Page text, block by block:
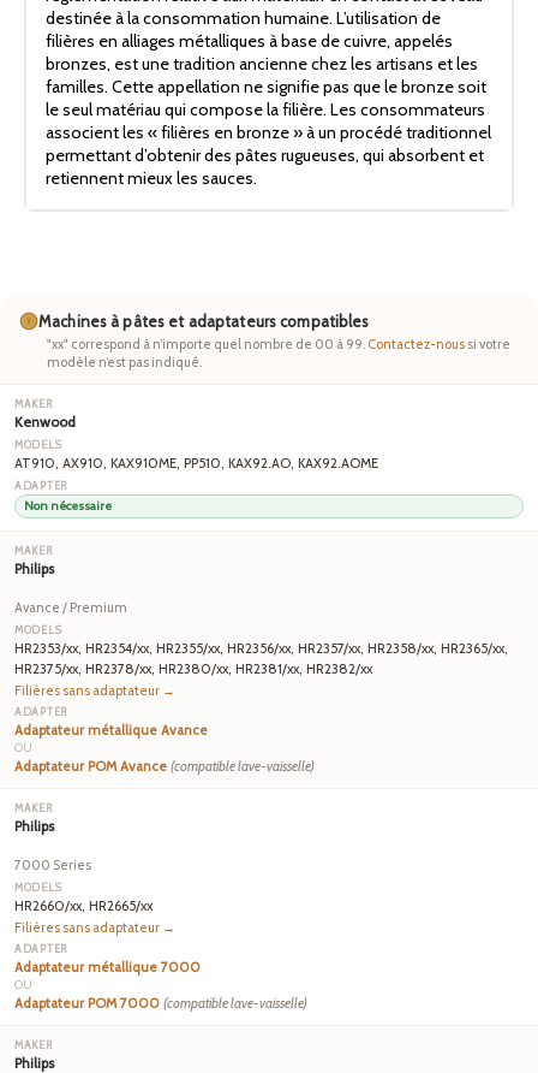
destinée à la consommation humaine. L’utilisation de
filières en alliages métalliques à base de cuivre, appelés
bronzes, est une tradition ancienne chez les artisans et les
familles. Cette appellation ne signifie pas que le bronze soit
le seul matériau qui compose la filière. Les consommateurs
associent les « filières en bronze » à un procédé traditionnel
permettant d’obtenir des pâtes rugueuses, qui absorbent et
retiennent mieux les sauces.
Machines à pâtes et adaptateurs compatibles
"xx" correspond à n’importe quel nombre de 00 à 99. Contactez-nous si votre
modèle n’est pas indiqué.
Kenwood
AT910, AX910, KAX910ME, PP510, KAX92.AO, KAX92.AOME
Non nécessaire
Philips
Avance / Premium
HR2353/xx, HR2354/xx, HR2355/xx, HR2356/xx, HR2357/xx, HR2358/xx, HR2365/xx,
HR2375/xx, HR2378/xx, HR2380/xx, HR2381/xx, HR2382/xx
Filières sans adaptateur →
Adaptateur métallique Avance
OU
Adaptateur POM Avance (compatible lave-vaisselle)
Philips
7000 Series
HR2660/xx, HR2665/xx
Filières sans adaptateur →
Adaptateur métallique 7000
OU
Adaptateur POM 7000 (compatible lave-vaisselle)
Philips